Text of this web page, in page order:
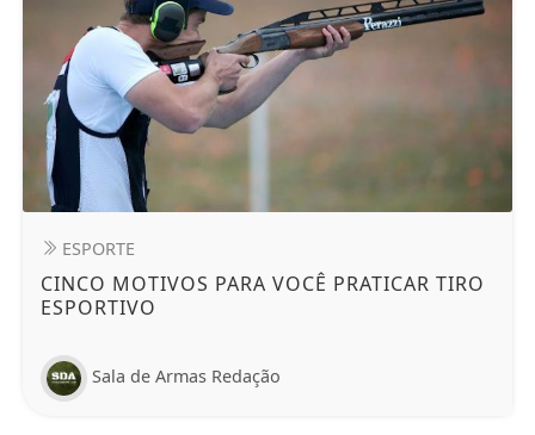
ESPORTE
CINCO MOTIVOS PARA VOCÊ PRATICAR TIRO
ESPORTIVO
Sala de Armas Redação